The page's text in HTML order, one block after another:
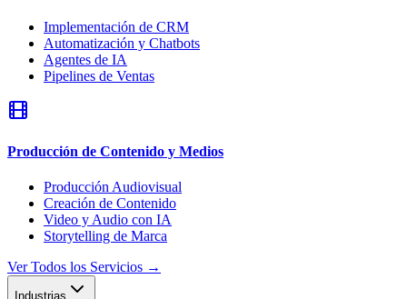
Implementación de CRM
Automatización y Chatbots
Agentes de IA
Pipelines de Ventas
Producción de Contenido y Medios
Producción Audiovisual
Creación de Contenido
Video y Audio con IA
Storytelling de Marca
Ver Todos los Servicios →
Industrias